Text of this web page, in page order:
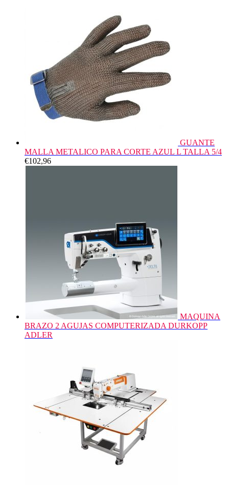
GUANTE
MALLA METALICO PARA CORTE AZUL L TALLA 5/4
€102,96
MAQUINA
BRAZO 2 AGUJAS COMPUTERIZADA DURKOPP
ADLER